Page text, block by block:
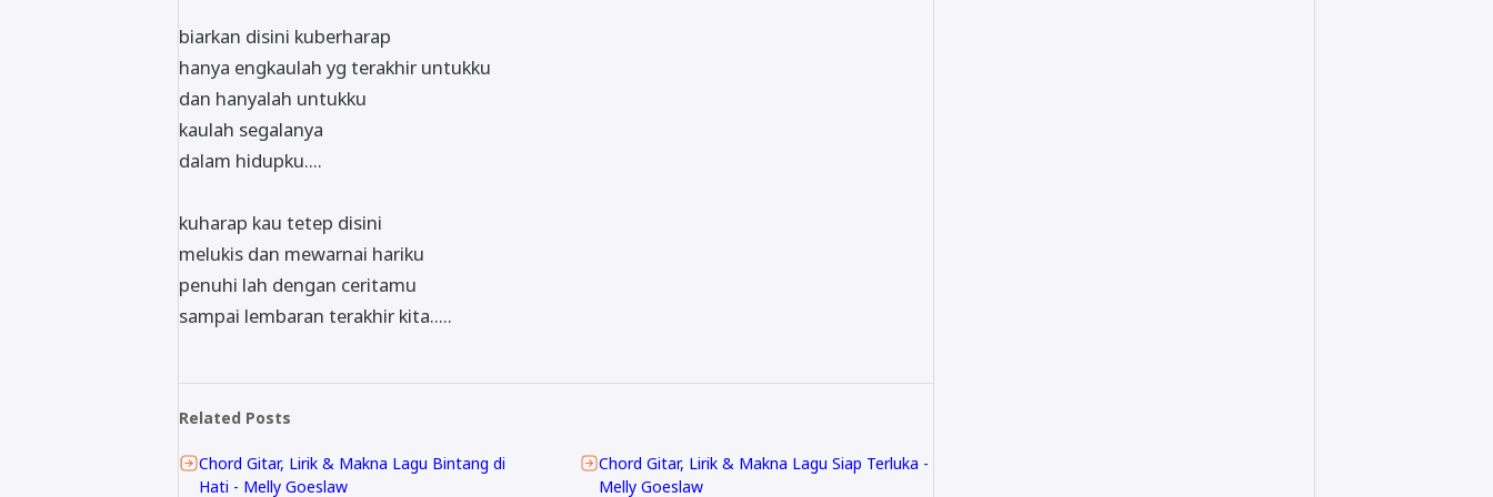
biarkan disini kuberharap
hanya engkaulah yg terakhir untukku
dan hanyalah untukku
kaulah segalanya
dalam hidupku....
kuharap kau tetep disini
melukis dan mewarnai hariku
penuhi lah dengan ceritamu
sampai lembaran terakhir kita.....
Related Posts
Chord Gitar, Lirik & Makna Lagu Bintang di
Hati - Melly Goeslaw
Chord Gitar, Lirik & Makna Lagu Siap Terluka -
Melly Goeslaw